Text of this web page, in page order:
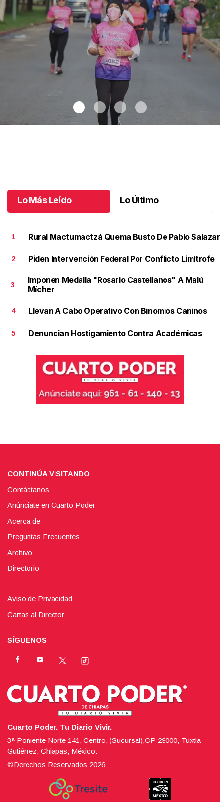
Lo Más Leído Lo Último
1 Rural Mactumactzá Quema Busto De Pablo Salazar
2 Piden Intervención Federal Por Conflicto Limítrofe
3
Imponen Medalla "Rosario Castellanos" A Malú
Mícher
4 Llevan A Cabo Operativo Con Binomios Caninos
5 Denuncian Hostigamiento Contra Académicas
CONTINÚA VISITANDO
Contáctanos
Anúnciate en Cuarto Poder
Acerca de
Preguntas Frecuentes
Archivo
Directorio
Aviso de Privacidad
Cartas al Director
SÍGUENOS
Cuarto Poder. Tu Diario Vivir.
3ª Poniente Norte 141, Centro, (Sucursal),CP 29000, Tuxtla
Gutiérrez, Chiapas, México.
©Derechos Reservados 2026